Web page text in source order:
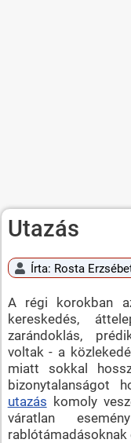
Utazás
Írta: Rosta
A régi korokban
kereskedés,
zarándoklás,
voltak - a
miatt sokkal
bizonytalanságot
utazás komoly
váratlan
rablótámadásoknak